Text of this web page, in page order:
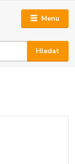
Menu
Hledat